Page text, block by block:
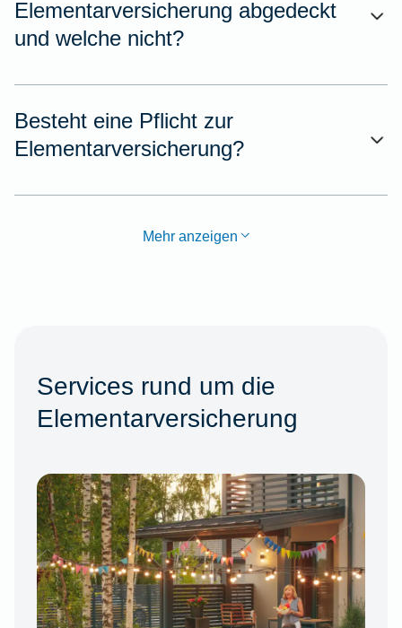
Elementarversicherung abgedeckt
und welche nicht?
Besteht eine Pflicht zur
Elementarversicherung?
Mehr anzeigen
Services rund um die
Elementarversicherung